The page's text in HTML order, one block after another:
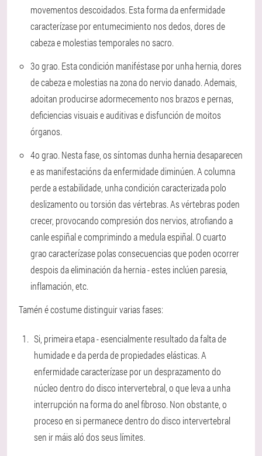
movementos descoidados. Esta forma da enfermidade
caracterízase por entumecimiento nos dedos, dores de
cabeza e molestias temporales no sacro.
3o grao. Esta condición maniféstase por unha hernia, dores
de cabeza e molestias na zona do nervio danado. Ademais,
adoitan producirse adormecemento nos brazos e pernas,
deficiencias visuais e auditivas e disfunción de moitos
órganos.
4o grao. Nesta fase, os síntomas dunha hernia desaparecen
e as manifestacións da enfermidade diminúen. A columna
perde a estabilidade, unha condición caracterizada polo
deslizamento ou torsión das vértebras. As vértebras poden
crecer, provocando compresión dos nervios, atrofiando a
canle espiñal e comprimindo a medula espiñal. O cuarto
grao caracterízase polas consecuencias que poden ocorrer
despois da eliminación da hernia - estes inclúen paresia,
inflamación, etc.
Tamén é costume distinguir varias fases:
Si, primeira etapa- esencialmente resultado da falta de
humidade e da perda de propiedades elásticas. A
enfermidade caracterízase por un desprazamento do
núcleo dentro do disco intervertebral, o que leva a unha
interrupción na forma do anel fibroso. Non obstante, o
proceso en si permanece dentro do disco intervertebral
sen ir máis aló dos seus límites.